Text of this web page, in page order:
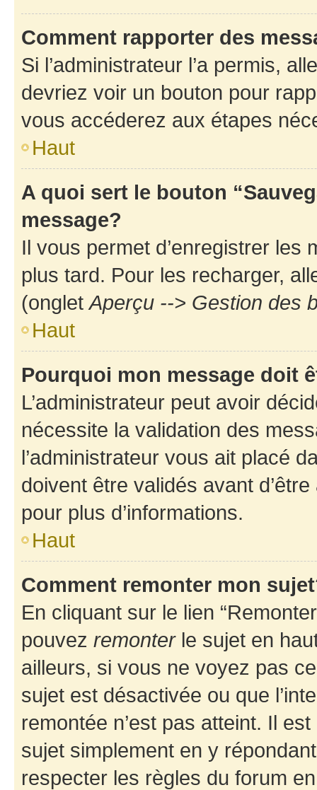
Comment rapporter des
Si l’administrateur l’a permis,
devriez voir un bouton pour
vous accéderez aux étapes
Haut
A quoi sert le bouton
message?
Il vous permet d’enregistrer
plus tard. Pour les recharger,
(ongletAperçu --> Gestion des
Haut
Pourquoi mon message doit
L’administrateur peut avoir
nécessite la validation des
l’administrateur vous ait placé
doivent être validés avant
pour plus d’informations.
Haut
Comment remonter mon
En cliquant sur le lien
pouvez remonterle sujet en
ailleurs, si vous ne voyez pas
sujet est désactivée ou que
remontée n’est pas atteint. Il
sujet simplement en y
respecter les règles du forum